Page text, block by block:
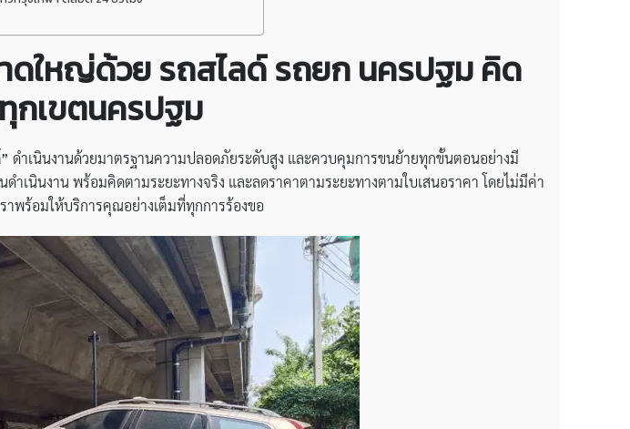
ดใหญ่ด้วย รถสไลด์ รถยก นครปฐม คิด
กเขตนครปฐม
ดำเนินงานด้วยมาตรฐานความปลอดภัยระดับสูง และควบคุมการขนย้ายทุกขั้นตอนอย่างมี
เนินงาน พร้อมคิดตามระยะทางจริง และลดราคาตามระยะทางตามใบเสนอราคา โดยไม่มีค่า
าพร้อมให้บริการคุณอย่างเต็มที่ทุกการร้องขอ